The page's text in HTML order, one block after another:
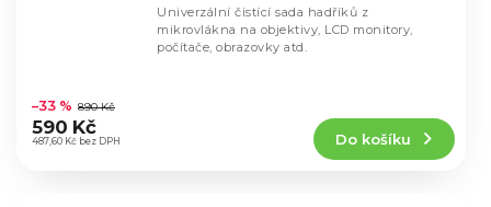
hodnocení
produktu
je
487,60 Kč bez DPH
–33 % 890 Kč
590 Kč
Do košíku
Univerzální čistící sada hadříků z
mikrovlákna na objektivy, LCD monitory,
počítače, obrazovky atd.